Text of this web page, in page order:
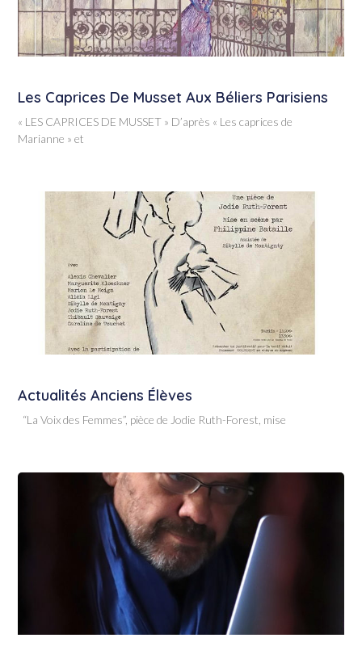
Les Caprices De Musset Aux Béliers Parisiens
« LES CAPRICES DE MUSSET » D’après « Les caprices de
Marianne » et
Actualités Anciens Élèves
“La Voix des Femmes”, pièce de Jodie Ruth-Forest, mise